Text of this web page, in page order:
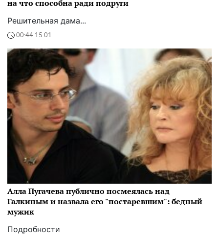
на что способна ради подруги
Решительная дама...
00:44 15.01
Алла Пугачева публично посмеялась над
Галкиным и назвала его "постаревшим": бедный
мужик
Подробности